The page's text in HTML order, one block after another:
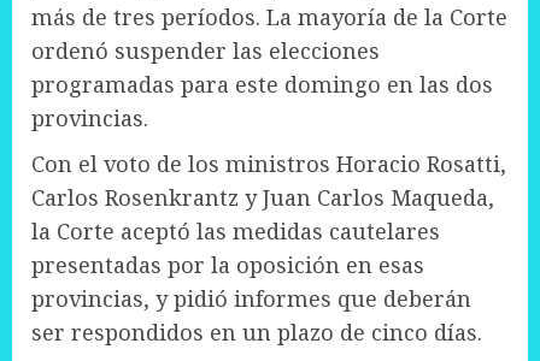
más de tres períodos. La mayoría de la Corte
ordenó suspender las elecciones
programadas para este domingo en las dos
provincias.
Con el voto de los ministros Horacio Rosatti,
Carlos Rosenkrantz y Juan Carlos Maqueda,
la Corte aceptó las medidas cautelares
presentadas por la oposición en esas
provincias, y pidió informes que deberán
ser respondidos en un plazo de cinco días.